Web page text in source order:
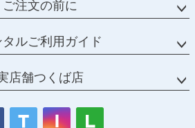
ご注文の前に
タルご利用ガイド
店舗つくば店